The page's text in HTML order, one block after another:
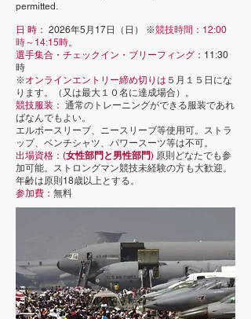
permitted.
日 時： 2026年5月17日（日） ※競技時間：12:00
時～14:15時。
選手集合・チェックイン・ブリーフィング： 11:30
時
※オンラインエントリー締め切りは ５月１５日にな
ります。（又は最大１０名に達成場合）。
競技服装： 通常のトレーニングができる服装であれ
ばなんでもよい。
エルボースリーブ、ニースリーブ等使用可。ストラ
ップ、ベンチシャツ、パワースーツ等は不可。
出場資格：(女性部門と男性部門) 原則どなたでも参
加可能。ストロングマン競技未経験の方も大歓迎。
年齢は原則18歳以上とする。
参加費： 無料